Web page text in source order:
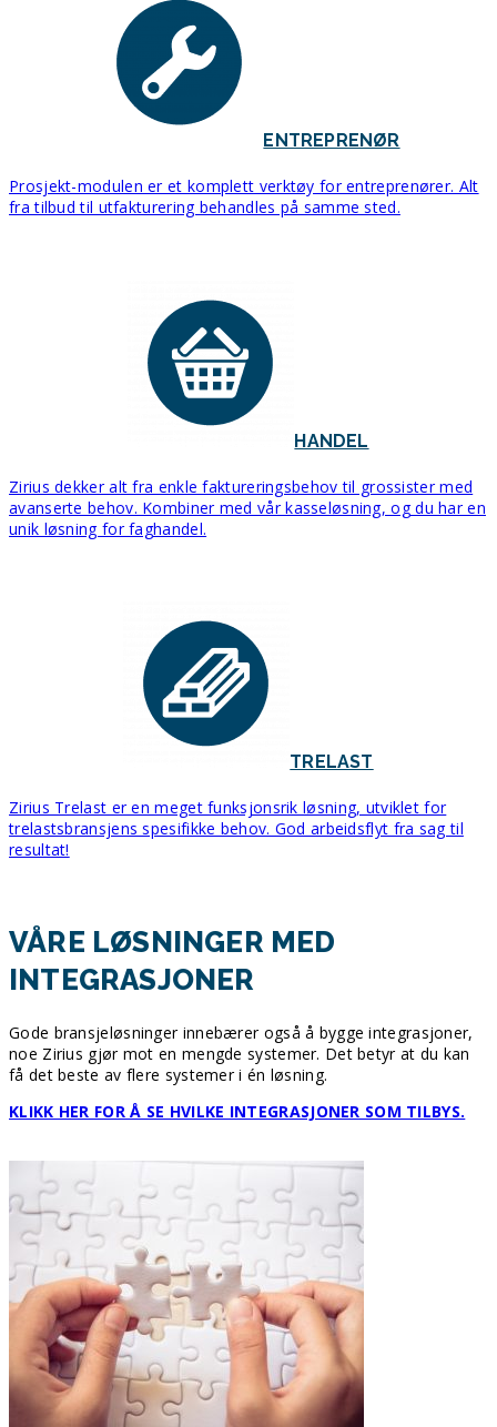
ENTREPRENØR
Prosjekt-modulen er et komplett verktøy for entreprenører. Alt
fra tilbud til utfakturering behandles på samme sted.
HANDEL
Zirius dekker alt fra enkle faktureringsbehov til grossister med
avanserte behov. Kombiner med vår kasseløsning, og du har en
unik løsning for faghandel.
TRELAST
Zirius Trelast er en meget funksjonsrik løsning, utviklet for
trelastsbransjens spesifikke behov. God arbeidsflyt fra sag til
resultat!
VÅRE LØSNINGER MED
INTEGRASJONER
Gode bransjeløsninger innebærer også å bygge integrasjoner,
noe Zirius gjør mot en mengde systemer. Det betyr at du kan
få det beste av flere systemer i én løsning.
KLIKK HER FOR Å SE HVILKE INTEGRASJONER SOM TILBYS.